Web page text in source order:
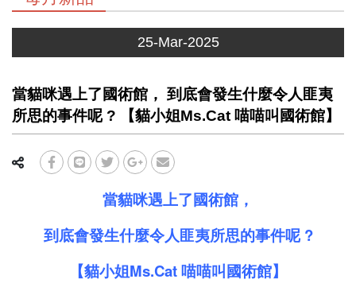
當貓咪遇上了國術館， 到底會發生什麼令人匪夷
所思的事件呢 ? 【貓小姐Ms.Cat 喵喵叫國術館】
25-Mar-2025
當貓咪遇上了國術館，
到底會發生什麼令人匪夷所思的事件呢 ?
【貓小姐Ms.Cat 喵喵叫國術館】